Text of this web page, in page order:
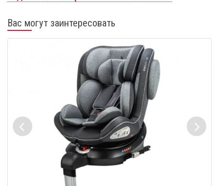
Вас могут заинтересовать